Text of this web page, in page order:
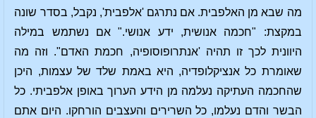
מה שבא מן האלפבית. אם נתרגם 'אלפבית', נקבל, בסדר שונה
במקצת: "חכמה אנושית, ידע אנושי." אם נשתמש במילה
היוונית לכך זו תהיה 'אנתרופוסופיה, חכמת האדם". וזה מה
שאומרת כל אנציקלופדיה, היא באמת שלד של עצמות, היכן
שהחכמה העתיקה נעלמה מן הידע הערוך באופן אלפביתי. כל
הבשר והדם נעלמו, כל השרירים והעצבים הורחקו. היום אתם